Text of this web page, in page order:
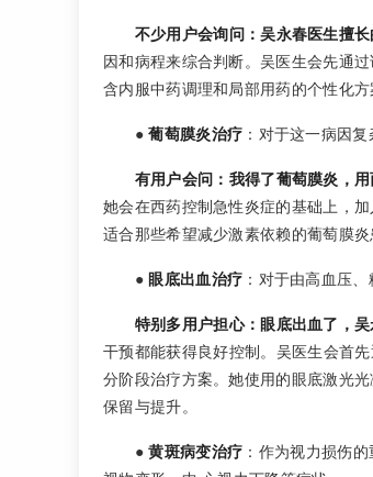
不少用户会询问：吴永春医生擅
因和病程来综合判断。吴医生会先通
含内服中药调理和局部用药的个性化
●葡萄膜炎治疗 ：对于这一病因
有用户会问：我得了葡萄膜炎，
她会在西药控制急性炎症的基础上，
适合那些希望减少激素依赖的葡萄膜炎
● 眼底出血治疗 ：对于由高血压
特别多用户担心：眼底出血了，
干预都能获得良好控制。吴医生会首
分阶段治疗方案。她使用的眼底激光
保留与提升。
●黄斑病变治疗 ：作为视力损伤